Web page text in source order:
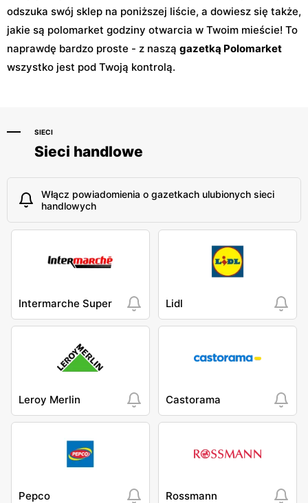
odszuka swój sklep na poniższej liście, a dowiesz się także,
jakie są polomarket godziny otwarcia w Twoim mieście! To
naprawdę bardzo proste - z naszą gazetką Polomarket
wszystko jest pod Twoją kontrolą.
SIECI
Sieci handlowe
Włącz powiadomienia o gazetkach ulubionych sieci
handlowych
Intermarche Super Lidl
Leroy Merlin Castorama
Pepco Rossmann